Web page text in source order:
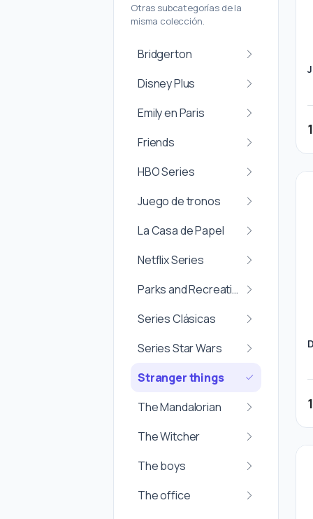
Otras subcategorías de la
misma colección.
Bridgerton
Disney Plus
Emily en Paris
Friends
HBO Series
Juego de tronos
La Casa de Papel
Netflix Series
Parks and Recreation
Series Clásicas
Series Star Wars
Stranger things
The Mandalorian
The Witcher
The boys
The office